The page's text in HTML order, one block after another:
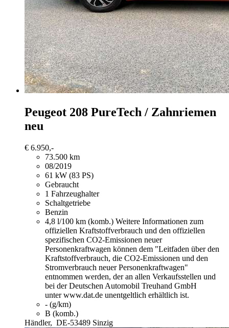
Peugeot 208 PureTech / Zahnriemen
neu
€ 6.950,-
73.500 km
08/2019
61 kW (83 PS)
Gebraucht
1 Fahrzeughalter
Schaltgetriebe
Benzin
4,8 l/100 km (komb.) Weitere Informationen zum
offiziellen Kraftstoffverbrauch und den offiziellen
spezifischen CO2-Emissionen neuer
Personenkraftwagen können dem "Leitfaden über den
Kraftstoffverbrauch, die CO2-Emissionen und den
Stromverbrauch neuer Personenkraftwagen"
entnommen werden, der an allen Verkaufsstellen und
bei der Deutschen Automobil Treuhand GmbH
unter www.dat.de unentgeltlich erhältlich ist.
- (g/km)
B (komb.)
Händler, DE-53489 Sinzig